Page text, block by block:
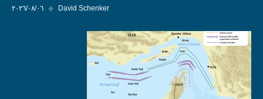
٠٦‏/٠٨‏/٢٠٢٦ ◆ David Schenker